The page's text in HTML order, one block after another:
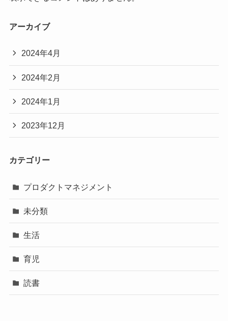
アーカイブ
2024年4月
2024年2月
2024年1月
2023年12月
カテゴリー
プロダクトマネジメント
未分類
生活
育児
読書